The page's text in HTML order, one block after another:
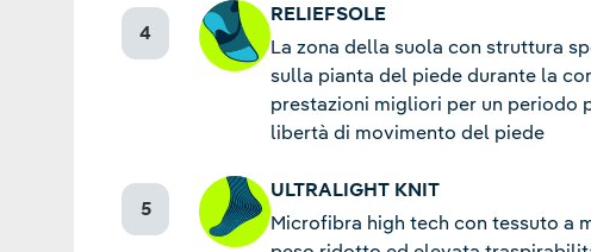
RELIEFSOLE
La zona della suola con struttura
sulla pianta del piede durante la
prestazioni migliori per un periodo
libertà di movimento del piede
ULTRALIGHT KNIT
Microfibra high tech con tessuto a